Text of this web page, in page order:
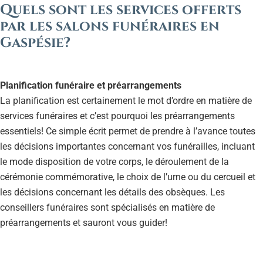
Quels sont les services offerts
par les salons funéraires en
Gaspésie?
Planification funéraire et préarrangements
La planification est certainement le mot d’ordre en matière de
services funéraires et c’est pourquoi les préarrangements
essentiels! Ce simple écrit permet de prendre à l’avance toutes
les décisions importantes concernant vos funérailles, incluant
le mode disposition de votre corps, le déroulement de la
cérémonie commémorative, le choix de l’urne ou du cercueil et
les décisions concernant les détails des obsèques. Les
conseillers funéraires sont spécialisés en matière de
préarrangements et sauront vous guider!